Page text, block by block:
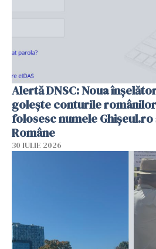
Alertă DNSC: Noua
golește conturile
folosesc numele
Române
30 IULIE 2026